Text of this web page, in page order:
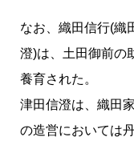
なお、織田信行(織
澄)は、土田御前の
養育された。
津田信澄は、織田
の造営においては